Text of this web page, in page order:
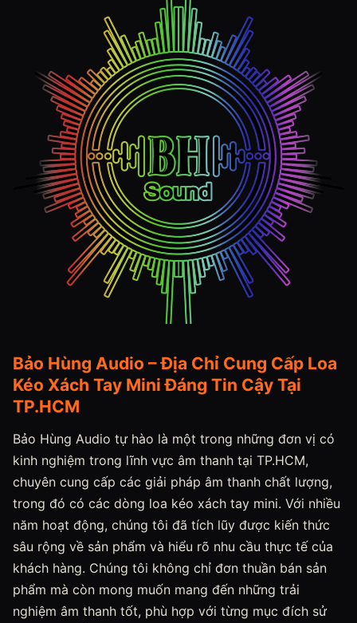
Bảo Hùng Audio – Địa Chỉ Cung Cấp Loa
Kéo Xách Tay Mini Đáng Tin Cậy Tại
TP.HCM
Bảo Hùng Audio tự hào là một trong những đơn vị có
kinh nghiệm trong lĩnh vực âm thanh tại TP.HCM,
chuyên cung cấp các giải pháp âm thanh chất lượng,
trong đó có các dòng loa kéo xách tay mini. Với nhiều
năm hoạt động, chúng tôi đã tích lũy được kiến thức
sâu rộng về sản phẩm và hiểu rõ nhu cầu thực tế của
khách hàng. Chúng tôi không chỉ đơn thuần bán sản
phẩm mà còn mong muốn mang đến những trải
nghiệm âm thanh tốt, phù hợp với từng mục đích sử